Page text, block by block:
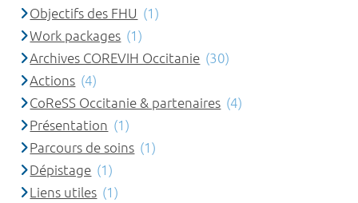
Objectifs des FHU (1)
Work packages (1)
Archives COREVIH Occitanie (30)
Actions (4)
CoReSS Occitanie & partenaires (4)
Présentation (1)
Parcours de soins (1)
Dépistage (1)
Liens utiles (1)